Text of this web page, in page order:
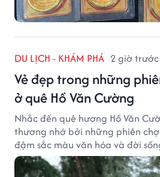
DU LỊCH - KHÁM PHÁ 2 giờ trước
Vẻ đẹp trong những
ở quê Hồ Văn Cường
Nhắc đến quê hương Hồ Văn
thương nhớ bởi những phiên
đậm sắc màu văn hóa và đời